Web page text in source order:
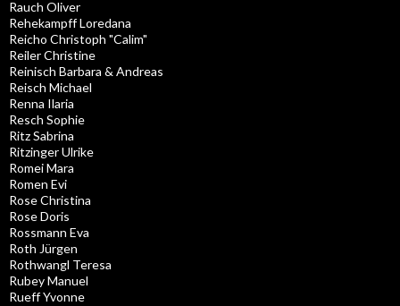
Rauch Oliver
Rehekampff Loredana
Reicho Christoph "Calim"
Reiler Christine
Reinisch Barbara & Andreas
Reisch Michael
Renna Ilaria
Resch Sophie
Ritz Sabrina
Ritzinger Ulrike
Romei Mara
Romen Evi
Rose Christina
Rose Doris
Rossmann Eva
Roth Jürgen
Rothwangl Teresa
Rubey Manuel
Rueff Yvonne